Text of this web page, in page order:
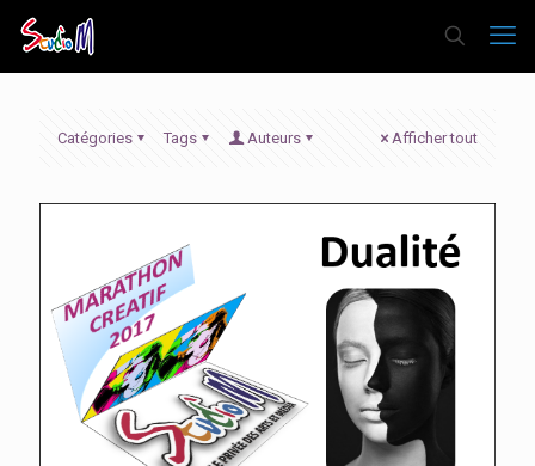
Catégories Tags Auteurs Afficher tout